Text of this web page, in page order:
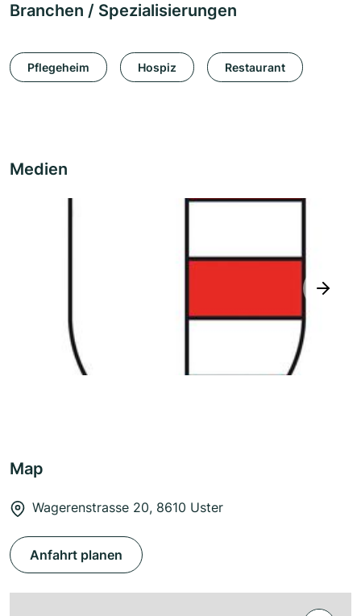
Branchen / Spezialisierungen
Pflegeheim Hospiz Restaurant
Medien
next
Map
Wagerenstrasse 20, 8610 Uster
Anfahrt planen